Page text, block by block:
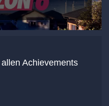
Achievements